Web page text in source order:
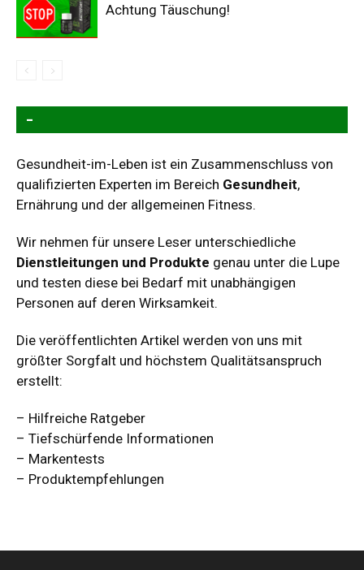
Achtung Täuschung!
–
Gesundheit-im-Leben ist ein Zusammenschluss von
qualifizierten Experten im Bereich Gesundheit,
Ernährung und der allgemeinen Fitness.
Wir nehmen für unsere Leser unterschiedliche
Dienstleitungen und Produkte genau unter die Lupe
und testen diese bei Bedarf mit unabhängigen
Personen auf deren Wirksamkeit.
Die veröffentlichten Artikel werden von uns mit
größter Sorgfalt und höchstem Qualitätsanspruch
erstellt:
– Hilfreiche Ratgeber
– Tiefschürfende Informationen
– Markentests
– Produktempfehlungen